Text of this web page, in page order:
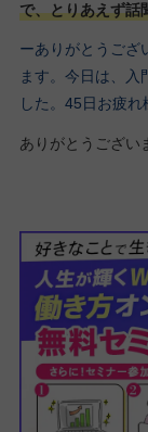
で、とりあえず話
ーありがとうござ
ます。今日は、入
した。45日お疲れ
ありがとうござい